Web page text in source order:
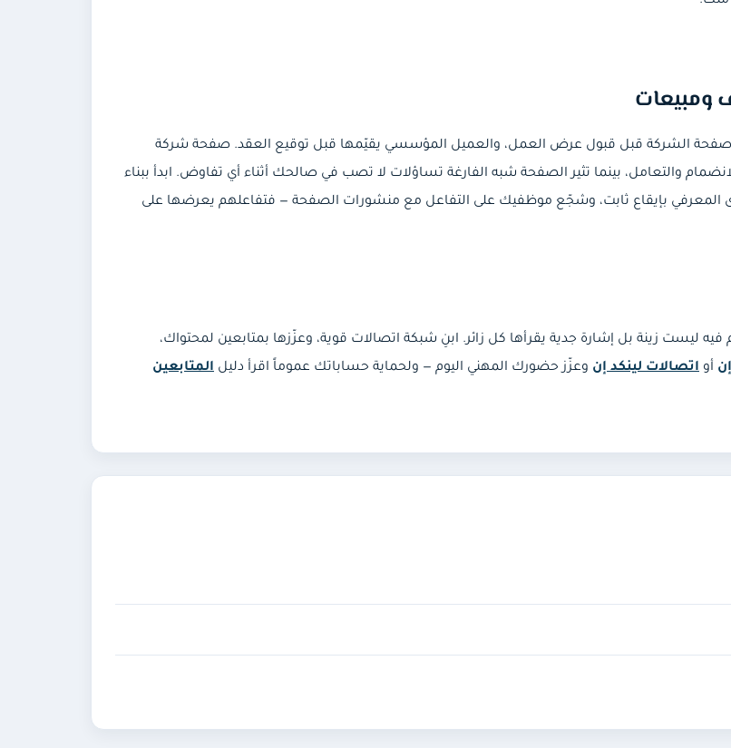
ومبيعات
صفحة الشركة قبل قبول عرض العمل، والعميل المؤسسي يقيّمها قبل توقيع العقد. صفحة شركة
والتعامل، بينما تثير الصفحة شبه الفارغة تساؤلات لا تصب في صالحك أثناء أي تفاوض. ابدأ ببناء
المعرفي بإيقاع ثابت، وشجّع موظفيك على التفاعل مع منشورات الصفحة — فتفاعلهم يعرضها على
ليست زينة بل إشارة جدية يقرأها كل زائر. ابنِ شبكة اتصالات قوية، وعزّزها بمتابعين لمحتواك،
أو اتصالات لينكد إن وعزّز حضورك المهني اليوم — ولحماية حساباتك عموماً اقرأ دليل المتابعين